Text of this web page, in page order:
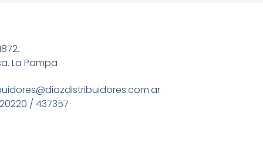
La Pampa
/ 437357